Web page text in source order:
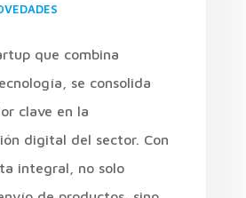
que combina
se consolida
clave en la
digital del sector. Con
integral, no solo